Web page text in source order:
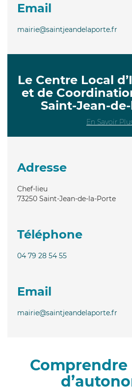
Email
mairie@saintjeandelaporte.fr
Le Centre Local
et de
Saint-Jean-
En Savoir
Adresse
Chef-lieu
73250 Saint-Jean-de-la-Porte
Téléphone
04 79 28 54 55
Email
mairie@saintjeandelaporte.fr
Comprendre